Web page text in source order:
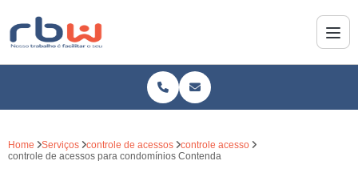
Home Serviços controle de acessos
controle acesso
controle de acessos para condomínios Contenda